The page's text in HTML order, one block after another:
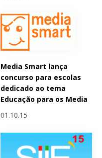
Media Smart lança
concurso para escolas
dedicado ao tema
Educação para os Media
01.10.15